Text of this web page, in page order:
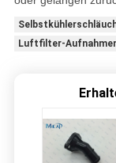
Luftfilter-